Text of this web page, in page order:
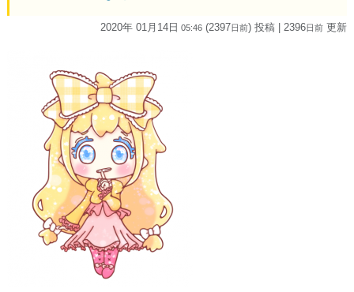
2020年 01月14日 05:46 (2397日前) 投稿 | 2396日前 更新